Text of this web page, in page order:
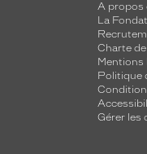
A propos
La
Charte
Mentions
Politique
Gérer les